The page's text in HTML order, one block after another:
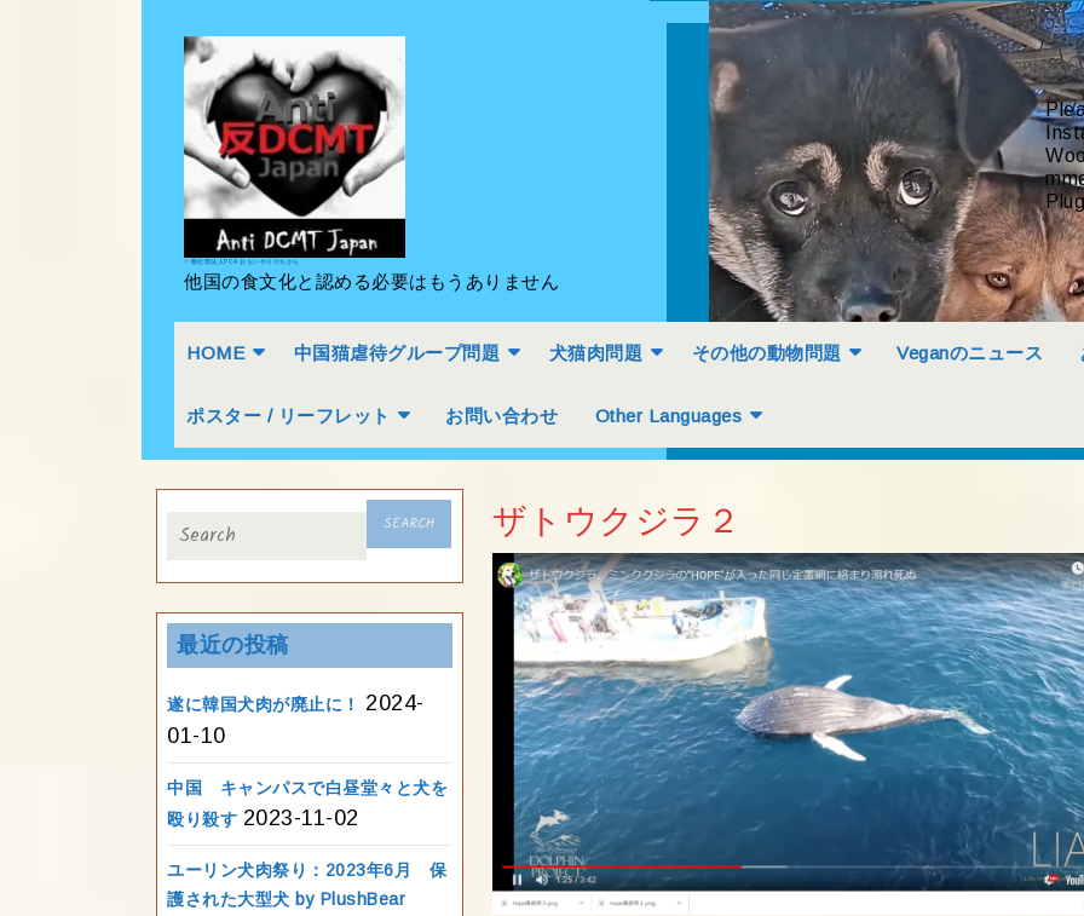
content
content
一般社団法人PCA おもいやりのちから
他国の食文化と認める必要はもうありません
HOME 中国猫虐待グループ問題 犬猫肉問題 その他の動物問題 Veganのニュース
ポスター / リーフレット お問い合わせ Other Languages
for:
最近の投稿
遂に韓国犬肉が廃止に！
2024-
01-10
中国 キャンパスで白昼堂々と犬を
殴り殺す 2023-11-02
ユーリン犬肉祭り：2023年6月 保
護された大型犬 by PlushBear
ザトウクジラ２